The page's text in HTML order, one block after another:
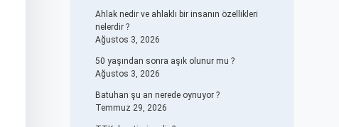
Ahlak nedir ve ahlaklı bir insanın özellikleri
nelerdir ?
Ağustos 3, 2026
50 yaşından sonra aşık olunur mu ?
Ağustos 3, 2026
Batuhan şu an nerede oynuyor ?
Temmuz 29, 2026